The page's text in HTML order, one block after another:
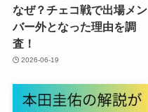
なぜ？チェコ戦で出場メン
バー外となった理由を調
査！
2026-06-19